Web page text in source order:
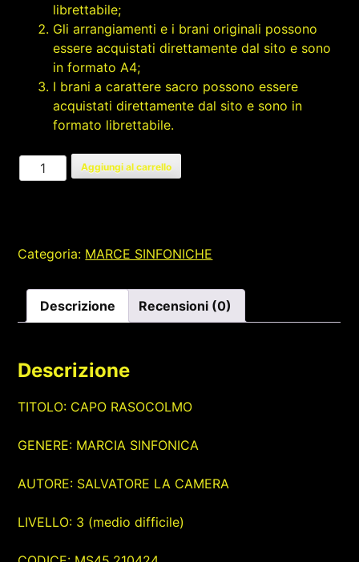
librettabile;
Gli arrangiamenti e i brani originali possono
essere acquistati direttamente dal sito e sono
in formato A4;
I brani a carattere sacro possono essere
acquistati direttamente dal sito e sono in
formato librettabile.
CAPO
RASOCOLMO
Aggiungi al carrello
Categoria: MARCE SINFONICHE
Descrizione Recensioni (0)
Descrizione
TITOLO: CAPO RASOCOLMO
GENERE: MARCIA SINFONICA
AUTORE: SALVATORE LA CAMERA
LIVELLO: 3 (medio difficile)